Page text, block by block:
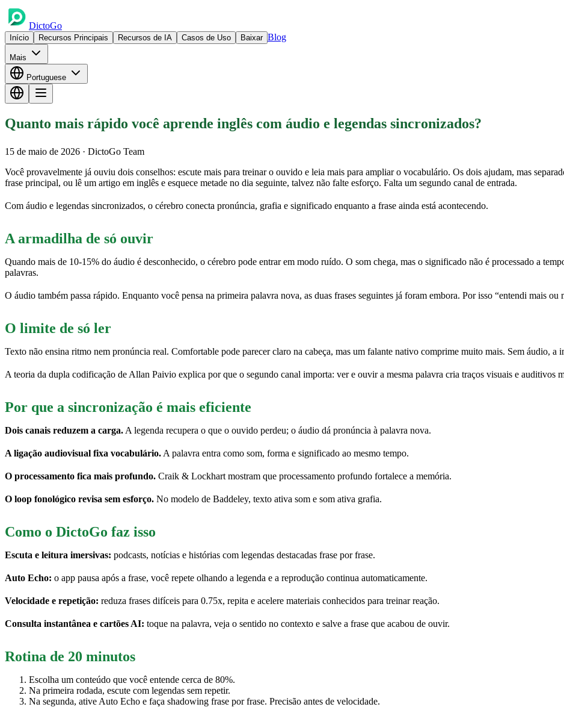
DictoGo
Início Recursos Principais Recursos de IA Casos de Uso Baixar Blog
Mais
Portuguese
Quanto mais rápido você aprende inglês com áudio e legendas sincronizados?
15 de maio de 2026 · DictoGo Team
Você provavelmente já ouviu dois conselhos: escute mais para treinar o ouvido e leia mais para ampliar o vocabulário. Os dois ajudam, mas
frase principal, ou lê um artigo em inglês e esquece metade no dia seguinte, talvez não falte esforço. Falta um segundo canal de entrada.
Com áudio e legendas sincronizados, o cérebro conecta pronúncia, grafia e significado enquanto a frase ainda está acontecendo.
A armadilha de só ouvir
Quando mais de 10-15% do áudio é desconhecido, o cérebro pode entrar em modo ruído. O som chega, mas o significado não é processado a
palavras.
O áudio também passa rápido. Enquanto você pensa na primeira palavra nova, as duas frases seguintes já foram embora. Por isso “entendi mais
O limite de só ler
Texto não ensina ritmo nem pronúncia real. Comfortable pode parecer claro na cabeça, mas um falante nativo comprime muito mais. Sem áudio, a
A teoria da dupla codificação de Allan Paivio explica por que o segundo canal importa: ver e ouvir a mesma palavra cria traços visuais e auditivos
Por que a sincronização é mais eficiente
Dois canais reduzem a carga. A legenda recupera o que o ouvido perdeu; o áudio dá pronúncia à palavra nova.
A ligação audiovisual fixa vocabulário. A palavra entra como som, forma e significado ao mesmo tempo.
O processamento fica mais profundo. Craik & Lockhart mostram que processamento profundo fortalece a memória.
O loop fonológico revisa sem esforço. No modelo de Baddeley, texto ativa som e som ativa grafia.
Como o DictoGo faz isso
Escuta e leitura imersivas: podcasts, notícias e histórias com legendas destacadas frase por frase.
Auto Echo: o app pausa após a frase, você repete olhando a legenda e a reprodução continua automaticamente.
Velocidade e repetição: reduza frases difíceis para 0.75x, repita e acelere materiais conhecidos para treinar reação.
Consulta instantânea e cartões AI: toque na palavra, veja o sentido no contexto e salve a frase que acabou de ouvir.
Rotina de 20 minutos
Escolha um conteúdo que você entende cerca de 80%.
Na primeira rodada, escute com legendas sem repetir.
Na segunda, ative Auto Echo e faça shadowing frase por frase. Precisão antes de velocidade.